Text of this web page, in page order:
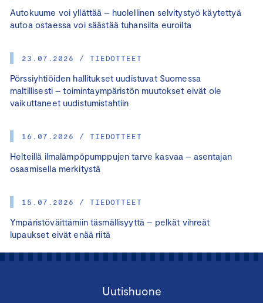
Autokuume voi yllättää – huolellinen selvitystyö käytettyä
autoa ostaessa voi säästää tuhansilta euroilta
23.07.2026 / TIEDOTTEET
Pörssiyhtiöiden hallitukset uudistuvat Suomessa
maltillisesti – toimintaympäristön muutokset eivät ole
vaikuttaneet uudistumistahtiin
16.07.2026 / TIEDOTTEET
Helteillä ilmalämpöpumppujen tarve kasvaa – asentajan
osaamisella merkitystä
15.07.2026 / TIEDOTTEET
Ympäristöväittämiin täsmällisyyttä – pelkät vihreät
lupaukset eivät enää riitä
Uutishuone